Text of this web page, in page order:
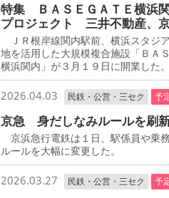
特集 ＢＡＳＥＧＡＴＥ横浜
プロジェクト 三井不動産、
ＪＲ根岸線関内駅前、横浜スタジ
地を活用した大規模複合施設「ＢＡ
横浜関内」が３月１９日に開業した。
2026.04.03 民鉄・公営・三セク 予
京急 身だしなみルールを刷
京浜急行電鉄は１日、駅係員や乗
ルールを大幅に変更した。
2026.03.27 民鉄・公営・三セク 予